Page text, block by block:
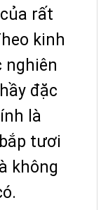
rất
kinh
nghiên
đặc
là
tươi
không